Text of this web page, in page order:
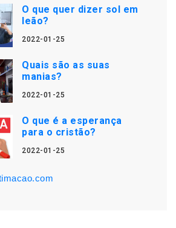
O que quer dizer sol em
leão?
2022-01-25
Quais são as suas
manias?
2022-01-25
O que é a esperança
para o cristão?
2022-01-25